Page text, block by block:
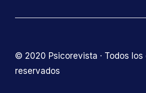
© 2020 Psicorevista · Todos los
reservados